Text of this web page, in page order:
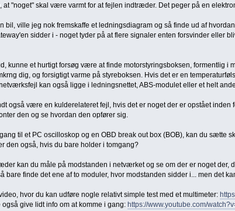
at "noget" skal være varmt for at fejlen indtræder. Det peger på en
bil, ville jeg nok fremskaffe et ledningsdiagram og så finde ud af
sidder i - noget tyder på at flere signaler enten forsvinder eller
kunne et hurtigt forsøg være at finde motorstyringsboksen, formentlig
dig, og forsigtigt varme på styreboksen. Hvis det er en
kan også ligge i ledningsnettet, ABS-modulet eller et helt
også være en kulderelateret fejl, hvis det er noget der er opstået
den og se hvordan den opfører sig.
til et PC oscilloskop og en OBD break out box (BOB), kan du sætte
den også, hvis du bare holder i tomgang?
kan du måle på modstanden i netværket og se om der er noget
bare finde det ene af to moduler, hvor modstanden sidder i... men det
hvor du kan udføre nogle relativt simple test med et multimeter:
også give lidt info om at komme i gang: https://www.youtube.com/